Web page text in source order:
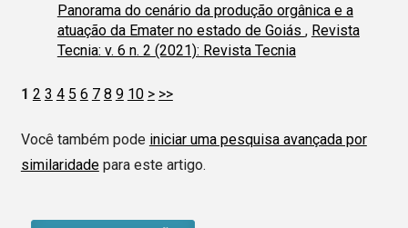
Panorama do cenário da produção orgânica e a
atuação da Emater no estado de Goiás , Revista
Tecnia: v. 6 n. 2 (2021): Revista Tecnia
1 2 3 4 5 6 7 8 9 10 > >>
Você também pode iniciar uma pesquisa avançada por
similaridadepara este artigo.